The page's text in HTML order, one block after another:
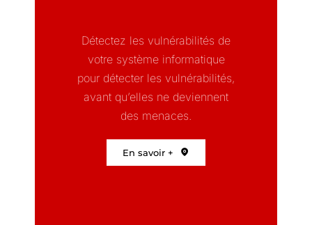
Détectez les vulnérabilités de
votre système informatique
pour détecter les vulnérabilités,
avant qu’elles ne deviennent
des menaces.
En savoir +